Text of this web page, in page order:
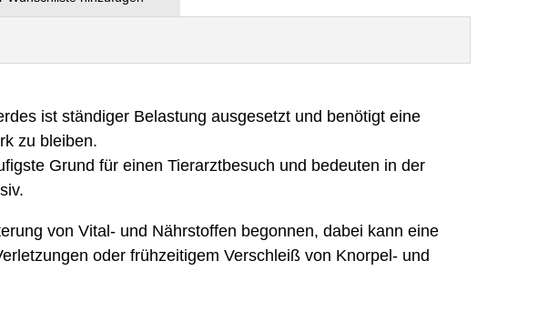
ist ständiger Belastung ausgesetzt und benötigt eine
zu bleiben.
Grund für einen Tierarztbesuch und bedeuten in der
von Vital- und Nährstoffen begonnen, dabei kann eine
oder frühzeitigem Verschleiß von Knorpel- und